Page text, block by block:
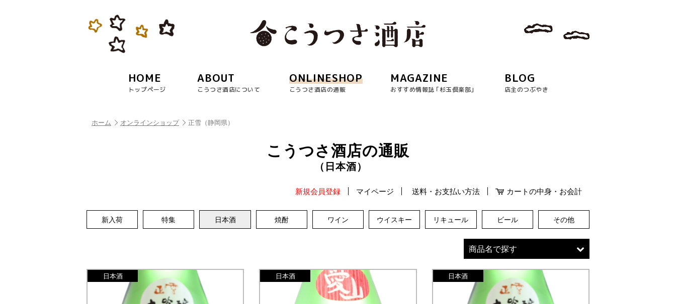
HOME
トップページ
ABOUT
こうつさ酒店について
ONLINESHOP
こうつさ酒店の通販
MAGAZINE
おすすめ情報誌 ｢杉玉倶楽部｣
BLOG
店主のつぶやき
ホーム オンラインショップ 正雪（静岡県）
こうつさ酒店の通販
（日本酒）
新規会員登録 マイページ 送料・お支払い方法 カートの中身・お会計
新入荷 特集 日本酒 焼酎 ワイン ウイスキー リキュール ビール その他
商品名で探す
日本酒 日本酒 日本酒